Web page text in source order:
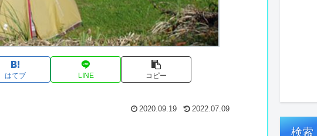
はてブ LINE コピー
2020.09.19 2022.07.09
検索